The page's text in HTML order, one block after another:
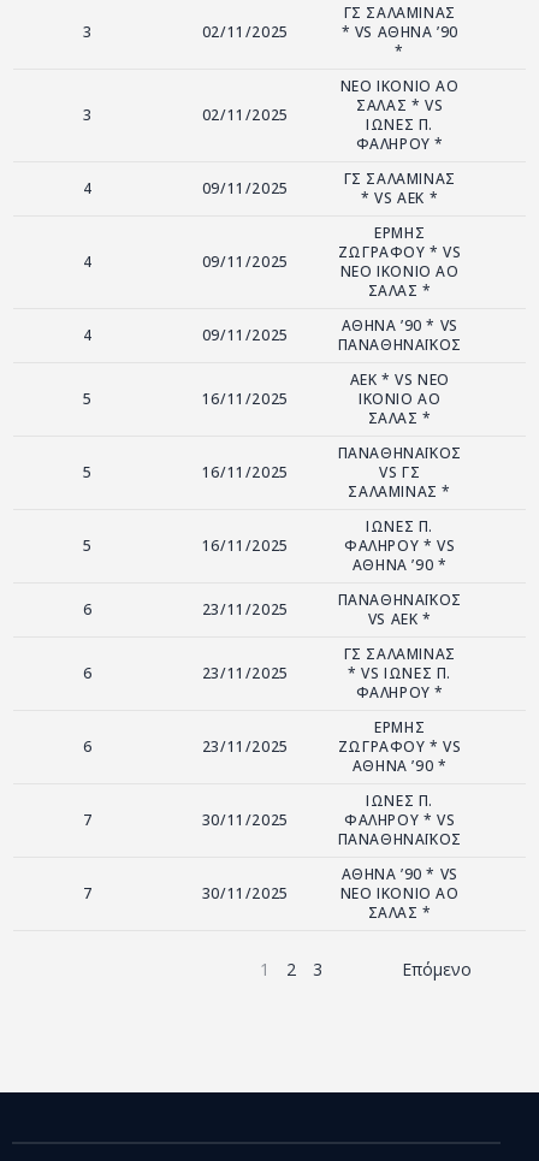
3 02/11/2025
ΓΣ ΣΑΛΑΜΙΝΑΣ
* VS ΑΘΗΝΑ ’90
*
3 02/11/2025
ΝΕΟ ΙΚΟΝΙΟ ΑΟ
ΣΑΛΑΣ * VS
ΙΩΝΕΣ Π.
ΦΑΛΗΡΟΥ *
4 09/11/2025
ΓΣ ΣΑΛΑΜΙΝΑΣ
* VS ΑΕΚ *
4 09/11/2025
ΕΡΜΗΣ
ΖΩΓΡΑΦΟΥ * VS
ΝΕΟ ΙΚΟΝΙΟ ΑΟ
ΣΑΛΑΣ *
4 09/11/2025
ΑΘΗΝΑ ’90 * VS
ΠΑΝΑΘΗΝΑΪΚΟΣ
5 16/11/2025
ΑΕΚ * VS ΝΕΟ
ΙΚΟΝΙΟ ΑΟ
ΣΑΛΑΣ *
5 16/11/2025
ΠΑΝΑΘΗΝΑΪΚΟΣ
VS ΓΣ
ΣΑΛΑΜΙΝΑΣ *
5 16/11/2025
ΙΩΝΕΣ Π.
ΦΑΛΗΡΟΥ * VS
ΑΘΗΝΑ ’90 *
6 23/11/2025
ΠΑΝΑΘΗΝΑΪΚΟΣ
VS ΑΕΚ *
6 23/11/2025
ΓΣ ΣΑΛΑΜΙΝΑΣ
* VS ΙΩΝΕΣ Π.
ΦΑΛΗΡΟΥ *
6 23/11/2025
ΕΡΜΗΣ
ΖΩΓΡΑΦΟΥ * VS
ΑΘΗΝΑ ’90 *
7 30/11/2025
ΙΩΝΕΣ Π.
ΦΑΛΗΡΟΥ * VS
ΠΑΝΑΘΗΝΑΪΚΟΣ
7 30/11/2025
ΑΘΗΝΑ ’90 * VS
ΝΕΟ ΙΚΟΝΙΟ ΑΟ
ΣΑΛΑΣ *
1 2 3 Επόμενο